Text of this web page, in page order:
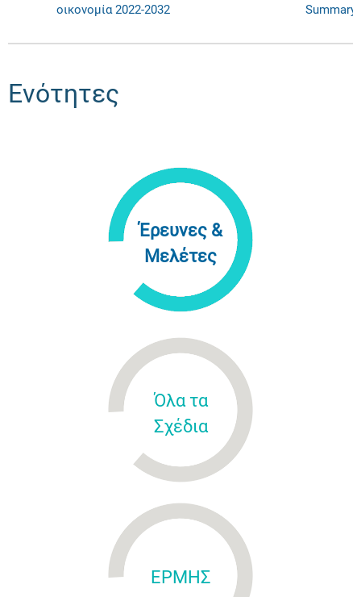
οικονομία 2022-2032 Summary
Ενότητες
Έρευνες &
Μελέτες
Όλα τα
Σχέδια
ΕΡΜΗΣ